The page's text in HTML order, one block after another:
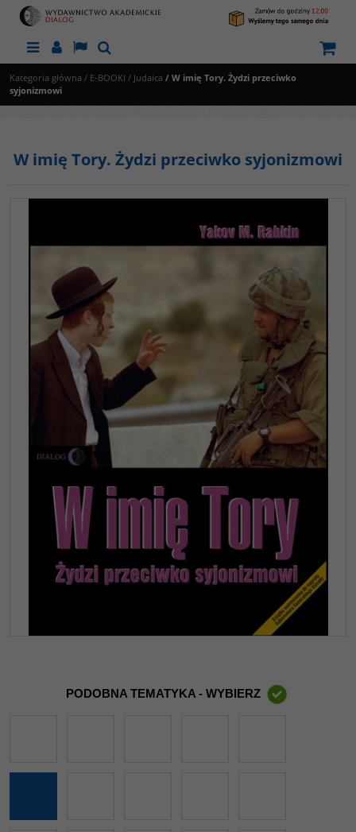
MenuPanelLangSzukaj
Kategoria główna / E-BOOKI / Judaica / W imię Tory. Żydzi przeciwko
syjonizmowi
W imię Tory. Żydzi przeciwko syjonizmowi
PODOBNA TEMATYKA - WYBIERZ